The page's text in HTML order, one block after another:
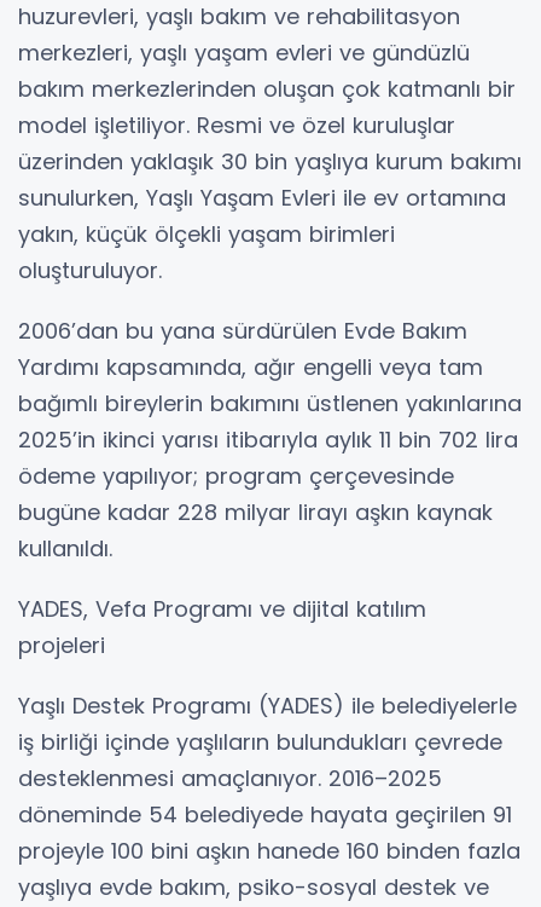
huzurevleri, yaşlı bakım ve rehabilitasyon
merkezleri, yaşlı yaşam evleri ve gündüzlü
bakım merkezlerinden oluşan çok katmanlı bir
model işletiliyor. Resmi ve özel kuruluşlar
üzerinden yaklaşık 30 bin yaşlıya kurum bakımı
sunulurken, Yaşlı Yaşam Evleri ile ev ortamına
yakın, küçük ölçekli yaşam birimleri
oluşturuluyor.
2006’dan bu yana sürdürülen Evde Bakım
Yardımı kapsamında, ağır engelli veya tam
bağımlı bireylerin bakımını üstlenen yakınlarına
2025’in ikinci yarısı itibarıyla aylık 11 bin 702 lira
ödeme yapılıyor; program çerçevesinde
bugüne kadar 228 milyar lirayı aşkın kaynak
kullanıldı.
YADES, Vefa Programı ve dijital katılım
projeleri
Yaşlı Destek Programı (YADES) ile belediyelerle
iş birliği içinde yaşlıların bulundukları çevrede
desteklenmesi amaçlanıyor. 2016–2025
döneminde 54 belediyede hayata geçirilen 91
projeyle 100 bini aşkın hanede 160 binden fazla
yaşlıya evde bakım, psiko-sosyal destek ve